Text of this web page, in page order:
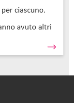
ciascuno.
avuto altri